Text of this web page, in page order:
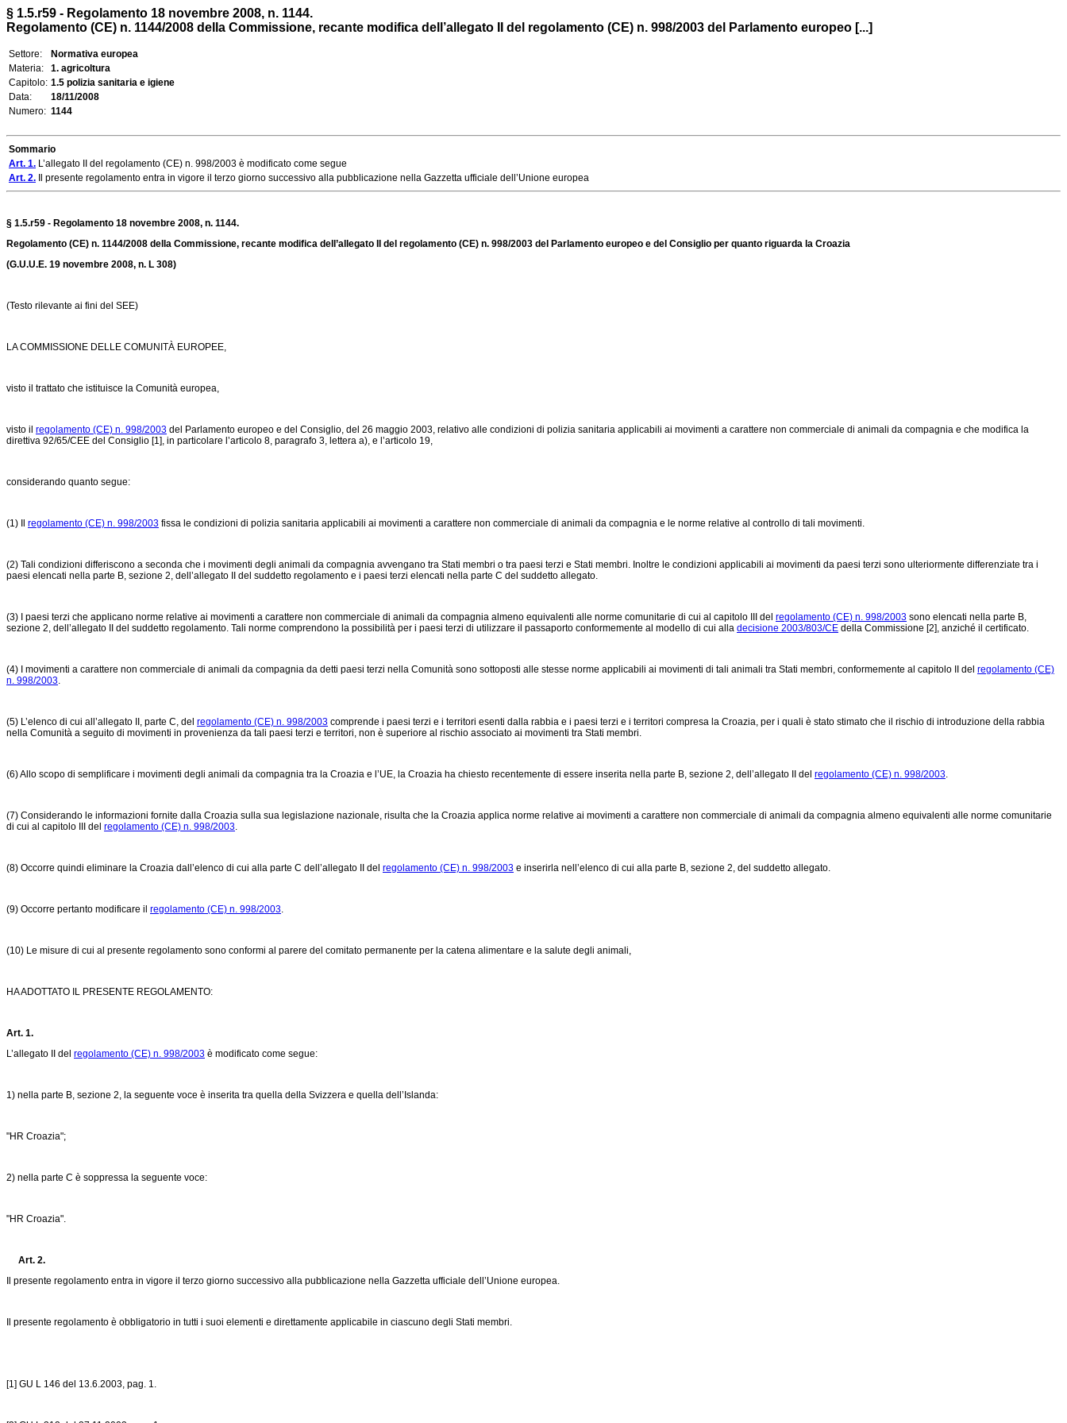
§ 1.5.r59 - Regolamento 18 novembre 2008, n. 1144.
Regolamento (CE) n. 1144/2008 della Commissione, recante modifica dell’allegato II del regolamento (CE) n. 998/2003 del Parlamento europeo [...]
Settore:
Normativa europea
Materia:
1. agricoltura
Capitolo: 1.5 polizia sanitaria e igiene
Data:
18/11/2008
Numero: 1144
Sommario
Art. 1. L’allegato II del regolamento (CE) n. 998/2003 è modificato come segue
Art. 2. Il presente regolamento entra in vigore il terzo giorno successivo alla pubblicazione nella Gazzetta ufficiale dell’Unione europea
§ 1.5.r59 - Regolamento 18 novembre 2008, n. 1144.
Regolamento (CE) n. 1144/2008 della Commissione, recante modifica dell’allegato II del regolamento (CE) n. 998/2003 del Parlamento europeo e del Consiglio per quanto riguarda la Croazia
(G.U.U.E. 19 novembre 2008, n. L 308)
(Testo rilevante ai fini del SEE)
LA COMMISSIONE DELLE COMUNITÀ EUROPEE,
visto il trattato che istituisce la Comunità europea,
visto il regolamento (CE) n. 998/2003 del Parlamento europeo e del Consiglio, del 26 maggio 2003, relativo alle condizioni di polizia sanitaria applicabili ai movimenti a carattere non commerciale di animali da compagnia e che modifica la
direttiva 92/65/CEE del Consiglio [1], in particolare l’articolo 8, paragrafo 3, lettera a), e l’articolo 19,
considerando quanto segue:
(1) Il regolamento (CE) n. 998/2003 fissa le condizioni di polizia sanitaria applicabili ai movimenti a carattere non commerciale di animali da compagnia e le norme relative al controllo di tali movimenti.
(2) Tali condizioni differiscono a seconda che i movimenti degli animali da compagnia avvengano tra Stati membri o tra paesi terzi e Stati membri. Inoltre le condizioni applicabili ai movimenti da paesi terzi sono ulteriormente differenziate tra i
paesi elencati nella parte B, sezione 2, dell’allegato II del suddetto regolamento e i paesi terzi elencati nella parte C del suddetto allegato.
(3) I paesi terzi che applicano norme relative ai movimenti a carattere non commerciale di animali da compagnia almeno equivalenti alle norme comunitarie di cui al capitolo III del regolamento (CE) n. 998/2003 sono elencati nella parte B,
sezione 2, dell’allegato II del suddetto regolamento. Tali norme comprendono la possibilità per i paesi terzi di utilizzare il passaporto conformemente al modello di cui alla decisione 2003/803/CE della Commissione [2], anziché il certificato.
(4) I movimenti a carattere non commerciale di animali da compagnia da detti paesi terzi nella Comunità sono sottoposti alle stesse norme applicabili ai movimenti di tali animali tra Stati membri, conformemente al capitolo II del regolamento (CE)
n. 998/2003.
(5) L’elenco di cui all’allegato II, parte C, del regolamento (CE) n. 998/2003 comprende i paesi terzi e i territori esenti dalla rabbia e i paesi terzi e i territori compresa la Croazia, per i quali è stato stimato che il rischio di introduzione della rabbia
nella Comunità a seguito di movimenti in provenienza da tali paesi terzi e territori, non è superiore al rischio associato ai movimenti tra Stati membri.
(6) Allo scopo di semplificare i movimenti degli animali da compagnia tra la Croazia e l’UE, la Croazia ha chiesto recentemente di essere inserita nella parte B, sezione 2, dell’allegato II del regolamento (CE) n. 998/2003.
(7) Considerando le informazioni fornite dalla Croazia sulla sua legislazione nazionale, risulta che la Croazia applica norme relative ai movimenti a carattere non commerciale di animali da compagnia almeno equivalenti alle norme comunitarie
di cui al capitolo III del regolamento (CE) n. 998/2003.
(8) Occorre quindi eliminare la Croazia dall’elenco di cui alla parte C dell’allegato II del regolamento (CE) n. 998/2003 e inserirla nell’elenco di cui alla parte B, sezione 2, del suddetto allegato.
(9) Occorre pertanto modificare il regolamento (CE) n. 998/2003.
(10) Le misure di cui al presente regolamento sono conformi al parere del comitato permanente per la catena alimentare e la salute degli animali,
HA ADOTTATO IL PRESENTE REGOLAMENTO:
Art. 1.
L’allegato II del regolamento (CE) n. 998/2003 è modificato come segue:
1) nella parte B, sezione 2, la seguente voce è inserita tra quella della Svizzera e quella dell’Islanda:
"HR Croazia";
2) nella parte C è soppressa la seguente voce:
"HR Croazia".
Art. 2.
Il presente regolamento entra in vigore il terzo giorno successivo alla pubblicazione nella Gazzetta ufficiale dell’Unione europea.
Il presente regolamento è obbligatorio in tutti i suoi elementi e direttamente applicabile in ciascuno degli Stati membri.
[1] GU L 146 del 13.6.2003, pag. 1.